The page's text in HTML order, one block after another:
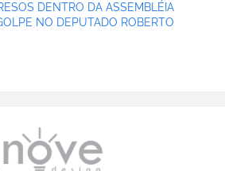
DENTRO DA ASSEMBLÉIA
NO DEPUTADO ROBERTO